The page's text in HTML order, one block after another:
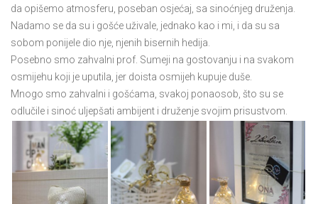
da opišemo atmosferu, poseban osjećaj, sa sinoćnjeg druženja.
Nadamo se da su i gošće uživale, jednako kao i mi, i da su sa
sobom ponijele dio nje, njenih bisernih hedija.
Posebno smo zahvalni prof. Sumeji na gostovanju i na svakom
osmijehu koji je uputila, jer doista osmijeh kupuje duše.
Mnogo smo zahvalni i gošćama, svakoj ponaosob, što su se
odlučile i sinoć uljepšati ambijent i druženje svojim prisustvom.